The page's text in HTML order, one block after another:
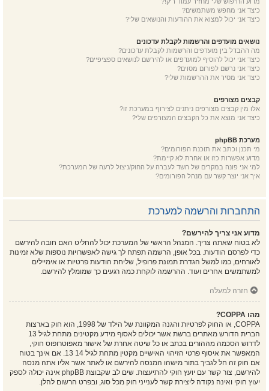
כיצד אני מחפש משתמשים?
כיצד אני יכול למצוא את ההודעות והנושאים שלי?
נושאים מועדפים והרשמות לקבלת עדכונים
מה ההבדל בין מועדפים והרשמות לקבלת עדכונים?
כיצד אני יכול להוסיף למועדפים או להירשם לנושאים ספציפיים?
כיצד אני נרשם לפורום מסוים?
כיצד אני מסיר את ההרשמות שלי?
קבצים מצורפים
אלו מין קבצים מצורפים ניתנים לצירוף במערכת זו?
כיצד אני מוצא את כל הקבצים המצורפים שלי?
מערכת phpBB
מי תכנן וכתב את תוכנת הפורומים?
מדוע אפשרות כזו או אחרת לא קיימת?
למי אני פונה במקרים של חשד לעברה על החוק/ניצול לרעה של המערכת?
איך אני יוצר קשר עם מנהל הפורומים?
התחברות והרשמה למערכת
מדוע אני צריך להירשם?
לא בטוח שאתה צריך. המנהל הראשי של המערכת יכול להחליט האם חובה להירשם
כדי לפרסם הודעות. בכל אופן, הרשמה תפתח לך גישה לאפשרויות נוספות שלא זמינות
לאורחים, כמו למשל הגדרת תמונת פרופיל, שליחת הודעות פרטיות או אימיילים
למשתמשים אחרים ועוד. ההרשמה לוקחת כמה רגעים כך שמומלץ להירשם.
חזרה למעלה
מהו COPPA?
COPPA, או החוק לפרטיות והגנה המקוונת של הילד של 1998, הוא חוק בארצות
הברית הדורש מאתרים ברשת אשר יכולים לאסוף מידע מקטינים מתחת לגיל 13
לדרוש הסכמה מההורים בכתב או כל שיטה אחרת של אישור מאפוטרופוס חוקי,
המאפשר את איסוף פרטי הזיהוי האישיים מקטין מתחת לגיל 14 13. אם אינך בטוח
אם חוק זה חל לגביך בתור מישהו המנסה להירשם או לאתר אשר אליו אתה מנסה
להירשם, צור קשר עם יועץ חוקי להתיעצות. שים לב שקבוצת phpBB אינה יכולה לספק
יעוץ חוקי ואינה נקודה ליצירת קשר לענייני חוק מכל סוג, ובפרט הרשום להלן.